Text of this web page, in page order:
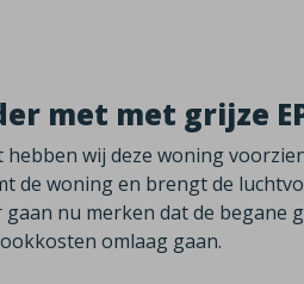
met met grijze
wij deze woning
de woning en brengt de
nu merken dat de begane
omlaag gaan.